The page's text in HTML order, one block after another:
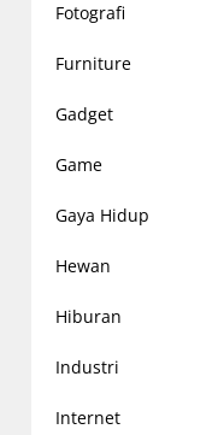
Fotografi
Furniture
Gadget
Game
Gaya Hidup
Hewan
Hiburan
Industri
Internet